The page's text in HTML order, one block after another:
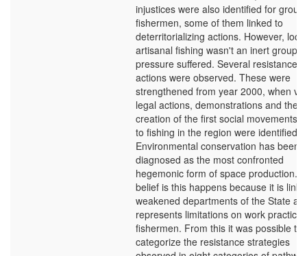
injustices were also identified for
fishermen, some of them linked to
deterritorializing actions. However, local
artisanal fishing wasn't an inert group
pressure suffered. Several resistance
actions were observed. These were
strengthened from year 2000, when
legal actions, demonstrations and the
creation of the first social movements
to fishing in the region were identified.
Environmental conservation has been
diagnosed as the most confronted
hegemonic form of space production.
belief is this happens because it is
weakened departments of the State
represents limitations on work
fishermen. From this it was possible to
categorize the resistance strategies